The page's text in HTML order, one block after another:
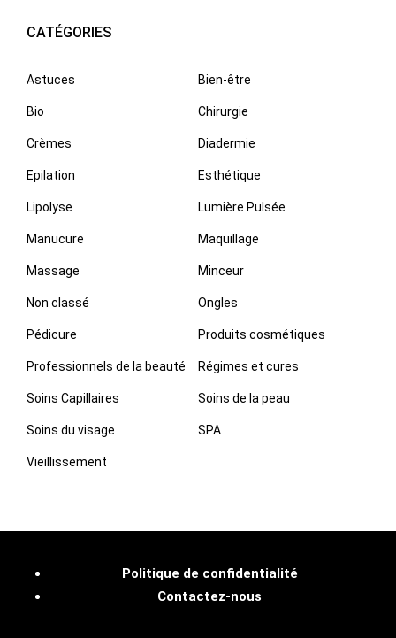
CATÉGORIES
Astuces Bien-être
Bio Chirurgie
Crèmes Diadermie
Epilation Esthétique
Lipolyse Lumière Pulsée
Manucure Maquillage
Massage Minceur
Non classé Ongles
Pédicure Produits cosmétiques
Professionnels de la beauté Régimes et cures
Soins Capillaires Soins de la peau
Soins du visage SPA
Vieillissement
Politique de confidentialité
Contactez-nous